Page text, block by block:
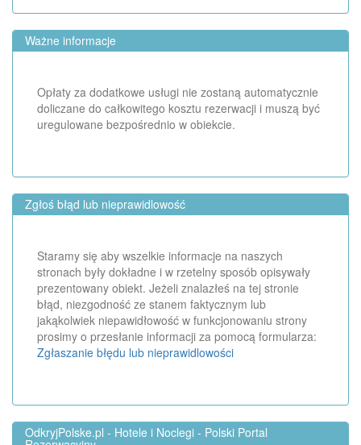
Ważne informacje
Opłaty za dodatkowe usługi nie zostaną automatycznie
doliczane do całkowitego kosztu rezerwacji i muszą być
uregulowane bezpośrednio w obiekcie.
Zgłoś błąd lub nieprawidlowość
Staramy się aby wszelkie informacje na naszych
stronach były dokładne i w rzetelny sposób opisywały
prezentowany obiekt. Jeżeli znalazłeś na tej stronie
błąd, niezgodność ze stanem faktycznym lub
jakąkolwiek niepawidłowość w funkcjonowaniu strony
prosimy o przesłanie informacji za pomocą formularza:
Zgłaszanie błędu lub nieprawidlowości
OdkryjPolske.pl - Hotele i Noclegi - Polski Portal